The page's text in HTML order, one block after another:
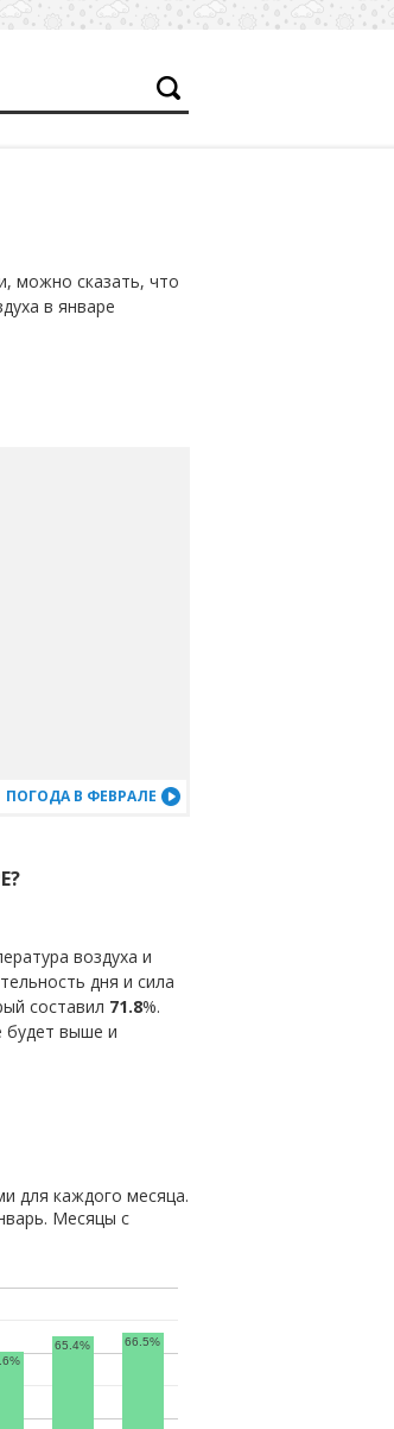
можно сказать, что
в январе
ПОГОДА В ФЕВРАЛЕ
воздуха и
дня и сила
составил 71.8%.
будет выше и
для каждого месяца.
Месяцы с
65.4% 66.5%